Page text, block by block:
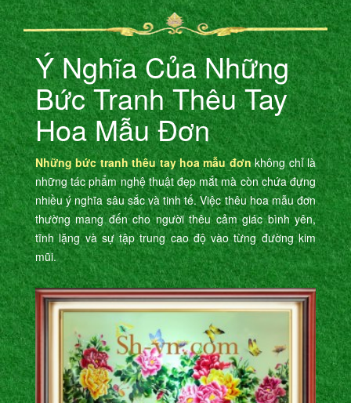
Ý Nghĩa Của Những
Bức Tranh Thêu Tay
Hoa Mẫu Đơn
Những bức tranh thêu tay hoa mẫu đơnkhông chỉ là
những tác phẩm nghệ thuật đẹp mắt mà còn chứa đựng
nhiều ý nghĩa sâu sắc và tinh tế. Việc thêu hoa mẫu đơn
thường mang đến cho người thêu cảm giác bình yên,
tĩnh lặng và sự tập trung cao độ vào từng đường kim
mũi.